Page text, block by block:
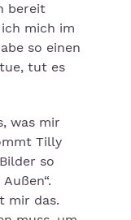
bereit
mich im
so einen
tut es
was mir
Tilly
so
mir das.